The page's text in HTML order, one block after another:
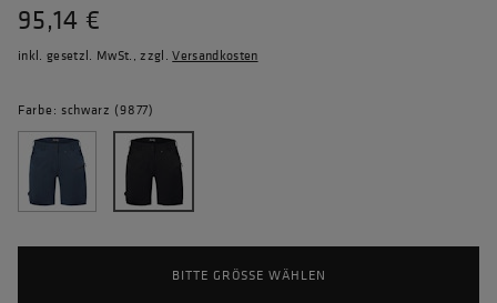
95,14 €
inkl. gesetzl. MwSt., zzgl.Versandkosten
Farbe: schwarz (9877)
BITTE GRÖSSE WÄHLEN